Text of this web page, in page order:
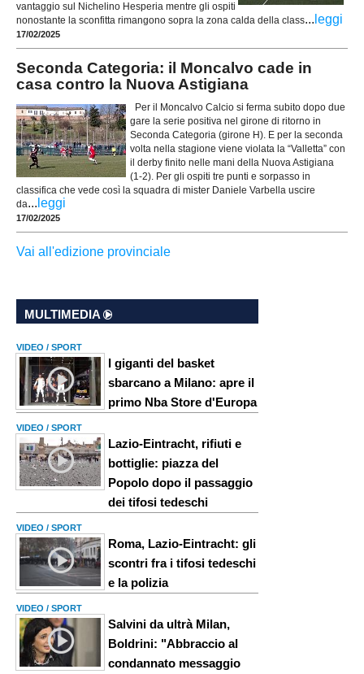
vantaggio sul Nichelino Hesperia mentre gli ospiti
nonostante la sconfitta rimangono sopra la zona calda della class... leggi
17/02/2025
Seconda Categoria: il Moncalvo cade in
casa contro la Nuova Astigiana
Per il Moncalvo Calcio si ferma subito dopo due
gare la serie positiva nel girone di ritorno in
Seconda Categoria (girone H). E per la seconda
volta nella stagione viene violata la “Valletta” con
il derby finito nelle mani della Nuova Astigiana
(1-2). Per gli ospiti tre punti e sorpasso in
classifica che vede così la squadra di mister Daniele Varbella uscire
da... leggi
17/02/2025
Vai all'edizione provinciale
MULTIMEDIA
VIDEO / SPORT
I giganti del basket
sbarcano a Milano: apre il
primo Nba Store d'Europa
VIDEO / SPORT
Lazio-Eintracht, rifiuti e
bottiglie: piazza del
Popolo dopo il passaggio
dei tifosi tedeschi
VIDEO / SPORT
Roma, Lazio-Eintracht: gli
scontri fra i tifosi tedeschi
e la polizia
VIDEO / SPORT
Salvini da ultrà Milan,
Boldrini: "Abbraccio al
condannato messaggio